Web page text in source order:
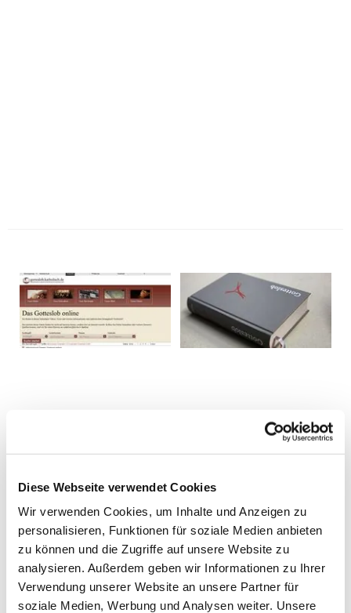
Diese Webseite verwendet Cookies
Wir verwenden Cookies, um Inhalte und Anzeigen zu
personalisieren, Funktionen für soziale Medien anbieten
zu können und die Zugriffe auf unsere Website zu
analysieren. Außerdem geben wir Informationen zu Ihrer
Verwendung unserer Website an unsere Partner für
soziale Medien, Werbung und Analysen weiter. Unsere